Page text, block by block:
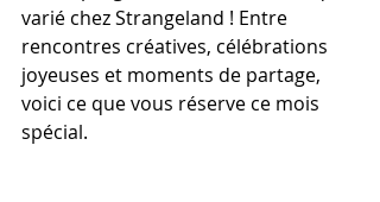
varié chez Strangeland ! Entre
rencontres créatives, célébrations
joyeuses et moments de partage,
voici ce que vous réserve ce mois
spécial.